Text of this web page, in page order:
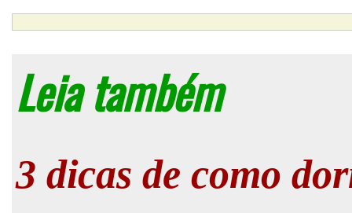
Leia também
3 dicas de como